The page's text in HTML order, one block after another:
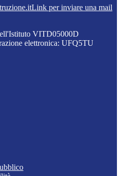
Link per inviare una mail
VITD05000D
elettronica: UFQ5TU